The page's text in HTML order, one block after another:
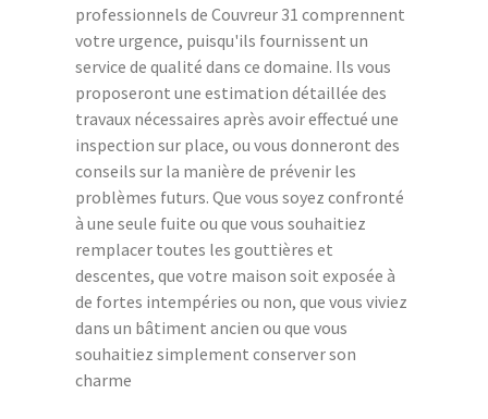
professionnels de Couvreur 31 comprennent
votre urgence, puisqu'ils fournissent un
service de qualité dans ce domaine. Ils vous
proposeront une estimation détaillée des
travaux nécessaires après avoir effectué une
inspection sur place, ou vous donneront des
conseils sur la manière de prévenir les
problèmes futurs. Que vous soyez confronté
à une seule fuite ou que vous souhaitiez
remplacer toutes les gouttières et
descentes, que votre maison soit exposée à
de fortes intempéries ou non, que vous viviez
dans un bâtiment ancien ou que vous
souhaitiez simplement conserver son
charme